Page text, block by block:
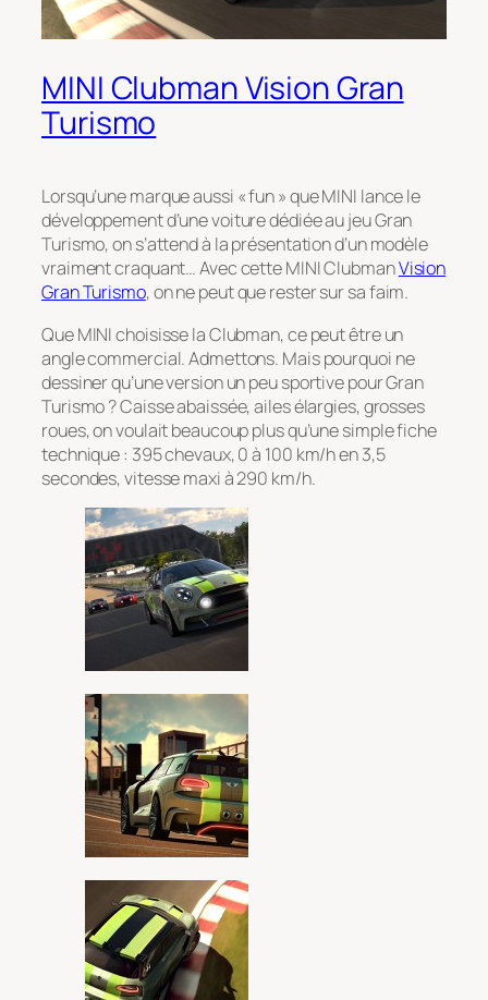
MINI Clubman Vision Gran
Turismo
Lorsqu’une marque aussi « fun » que MINI lance le
développement d’une voiture dédiée au jeu Gran
Turismo, on s’attend à la présentation d’un modèle
vraiment craquant… Avec cette MINI ClubmanVision
Gran Turismo, on ne peut que rester sur sa faim.
Que MINI choisisse la Clubman, ce peut être un
angle commercial. Admettons. Mais pourquoi ne
dessiner qu’une version un peu sportive pour Gran
Turismo ? Caisse abaissée, ailes élargies, grosses
roues, on voulait beaucoup plus qu’une simple fiche
technique : 395 chevaux, 0 à 100 km/h en 3,5
secondes, vitesse maxi à 290 km/h.